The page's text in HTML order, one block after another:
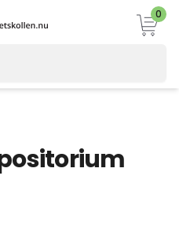
0